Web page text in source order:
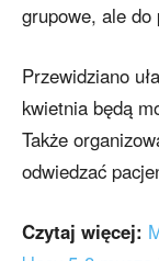
grupowe, ale do
Przewidziano
kwietnia będą
Także
odwiedzać
Czytaj więcej: